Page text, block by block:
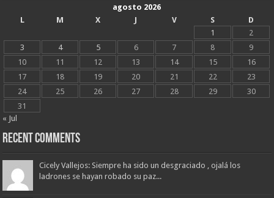
agosto 2026
L
M X J V S
D
1
2
3
4 5 6 7 8
9
10
11 12 13 14 15
16
17
18 19 20 21 22
23
24
25 26 27 28 29
30
31
« Jul
Recent Comments
Cicely Vallejos: Siempre ha sido un desgraciado , ojalá los
ladrones se hayan robado su paz...